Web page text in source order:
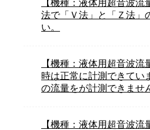
【機種：液体用超音波
法で「Ｖ法」と「Ｚ法」
い。
【機種：液体用超音波
時は正常に計測できてい
の流量をが計測できませ
【機種：液体用超音波